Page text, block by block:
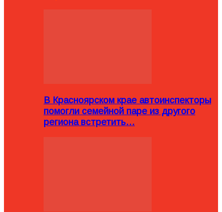
В Красноярском крае автоинспекторы
помогли семейной паре из другого
региона встретить…